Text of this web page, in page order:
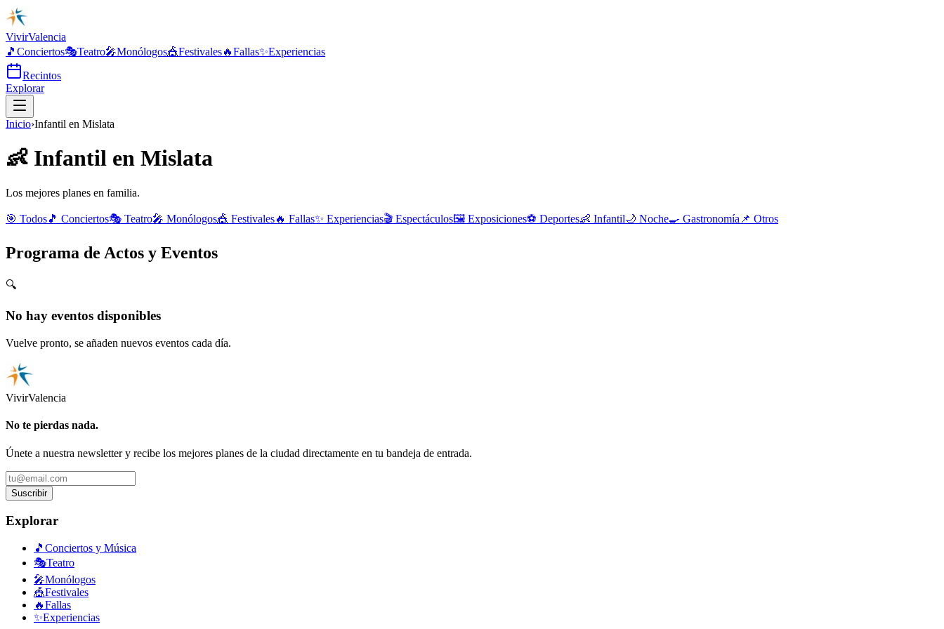
VivirValencia
🎵 Conciertos🎭Teatro🎤Monólogos🎪Festivales🔥Fallas✨Experiencias
Recintos
Explorar
Inicio›Infantil en Mislata
👶 Infantil en Mislata
Los mejores planes en familia.
🎯 Todos🎵 Conciertos🎭 Teatro🎤 Monólogos🎪 Festivales🔥 Fallas✨ Experiencias🎬 Espectáculos🖼️ Exposiciones⚽ Deportes👶 Infantil🌙 Noche🍳 Gastronomía 📌 Otros
Programa de Actos y Eventos
🔍
No hay eventos disponibles
Vuelve pronto, se añaden nuevos eventos cada día.
VivirValencia
No te pierdas nada.
Únete a nuestra newsletter y recibe los mejores planes de la ciudad directamente en tu bandeja de entrada.
Suscribir
Explorar
🎵 Conciertos y Música
🎭Teatro
🎤Monólogos
🎪Festivales
🔥Fallas
✨Experiencias